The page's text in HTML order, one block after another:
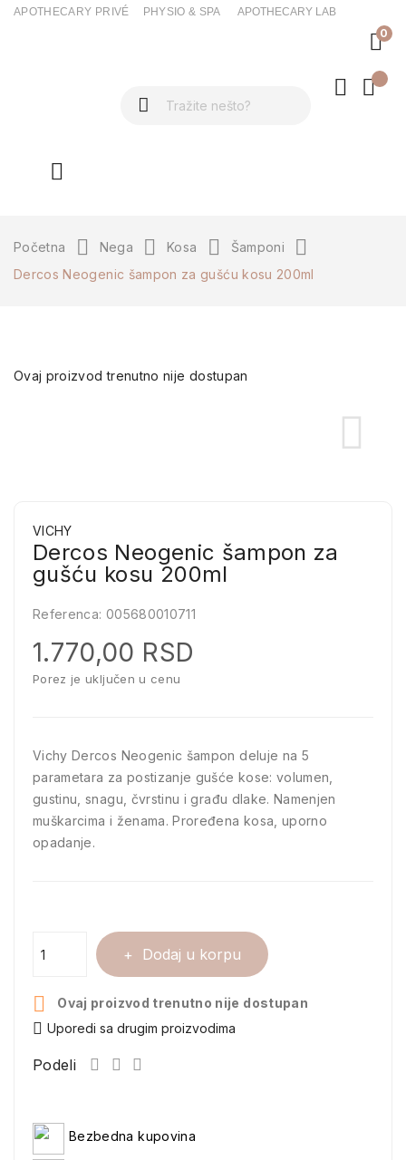
APOTHECARY PRIVÉ PHYSIO & SPA APOTHECARY LAB
0
Početna Nega Kosa
Šamponi
Dercos Neogenic šampon za gušću kosu 200ml
Ovaj proizvod trenutno nije dostupan
VICHY
Dercos Neogenic šampon za
gušću kosu 200ml
Referenca: 005680010711
1.770,00 RSD
Porez je uključen u cenu
Vichy Dercos Neogenic šampon deluje na 5
parametara za postizanje gušće kose: volumen,
gustinu, snagu, čvrstinu i građu dlake. Namenjen
muškarcima i ženama. Proređena kosa, uporno
opadanje.
Dodaj u korpu

Ovaj proizvod trenutno nije dostupan
Uporedi sa drugim proizvodima
Podeli
Bezbedna kupovina